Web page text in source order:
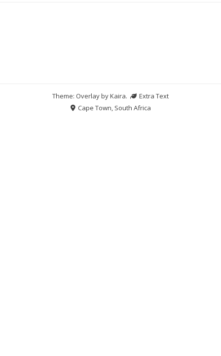
Theme: Overlay byKaira.
Extra Text
Cape Town, South Africa